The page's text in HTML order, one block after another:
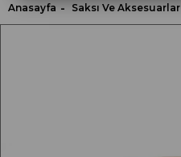
Anasayfa Saksı Ve Aksesuarlar